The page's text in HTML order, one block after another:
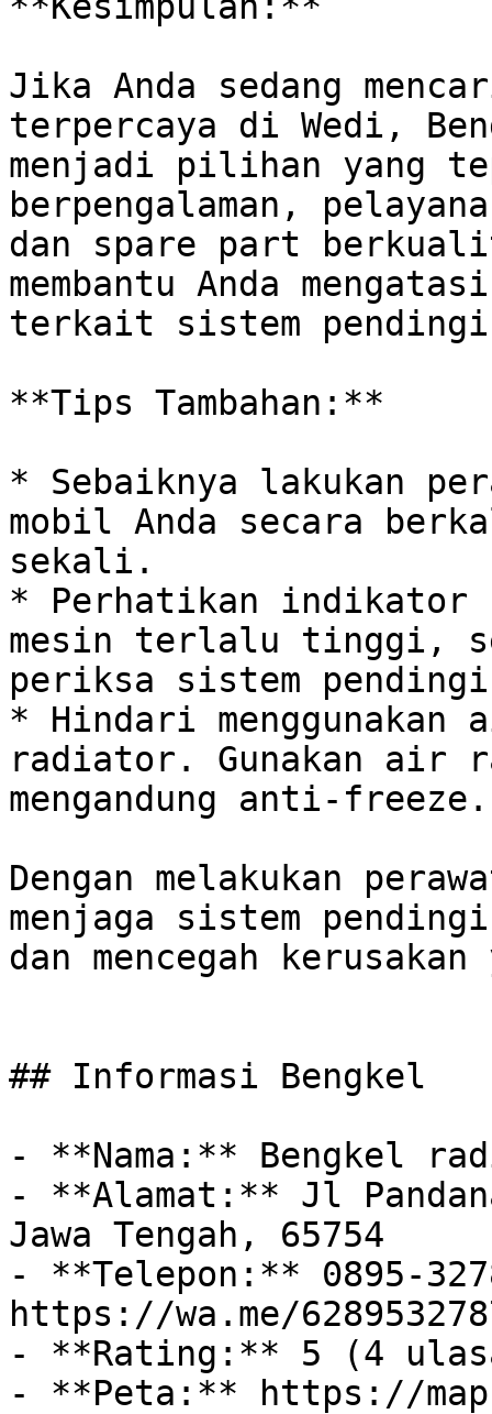
Jika Anda sedang
terpercaya di Wedi,
menjadi pilihan yang
berpengalaman,
dan spare part
membantu Anda
terkait sistem
**Tips Tambahan:**
* Sebaiknya lakukan
mobil Anda secara
sekali.
* Perhatikan indikator
mesin terlalu tinggi,
periksa sistem
* Hindari
radiator. Gunakan air
mengandung anti-freeze.
Dengan melakukan
menjaga sistem
dan mencegah
## Informasi Bengkel
- **Nama:** Bengkel
- **Alamat:** Jl
Jawa Tengah, 65754
- **Telepon:** 0895-
https://wa.me/
- **Rating:** 5 (4
- **Peta:** https://